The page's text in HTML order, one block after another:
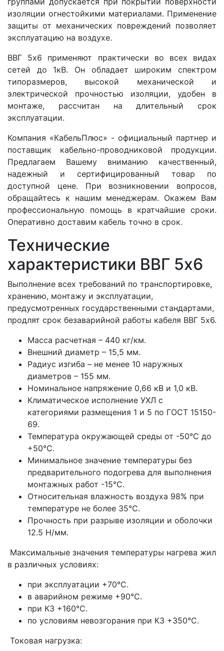
изоляции огнестойкими материалами. Применение
защиты от механических повреждений позволяет
эксплуатацию на воздухе.
ВВГ 5x6 применяют практически во всех видах
сетей до 1кВ. Он обладает широким спектром
типоразмеров, высокой механической и
электрической прочностью изоляции, удобен в
монтаже, рассчитан на длительный срок
эксплуатации.
Компания «КабельПлюс» - официальный партнер и
поставщик кабельно-проводниковой продукции.
Предлагаем Вашему вниманию качественный,
надежный и сертифицированный товар по
доступной цене. При возникновении вопросов,
обращайтесь к нашим менеджерам. Окажем Вам
профессиональную помощь в кратчайшие сроки.
Оперативно доставим кабель точно в срок.
Технические
характеристики ВВГ 5x6
Выполнение всех требований по транспортировке,
хранению, монтажу и эксплуатации,
предусмотренных государственными стандартами,
продлят срок безаварийной работы кабеля ВВГ 5x6.
Масса расчетная – 440 кг/км.
Внешний диаметр – 15,5 мм.
Радиус изгиба – не менее 10 наружных
диаметров – 155 мм.
Номинальное напряжение 0,66 кВ и 1,0 кВ.
Климатическое исполнение УХЛ с
категориями размещения 1 и 5 по ГОСТ 15150-
69.
Температура окружающей среды от -50°С до
+50°С.
Минимальное значение температуры без
предварительного подогрева для выполнения
монтажных работ -15°С.
Относительная влажность воздуха 98% при
температуре не более 35°С.
Прочность при разрыве изоляции и оболочки
12.5 Н/мм.
Максимальные значения температуры нагрева жил
в различных условиях:
при эксплуатации +70°С.
в аварийном режиме +90°С.
при КЗ +160°С.
по условиям невозгорания при КЗ +350°С.
Токовая нагрузка: